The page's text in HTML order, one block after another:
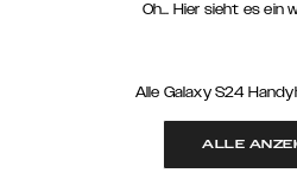
Oh… Hier sieht es ein
Alle Galaxy S24
ALLE